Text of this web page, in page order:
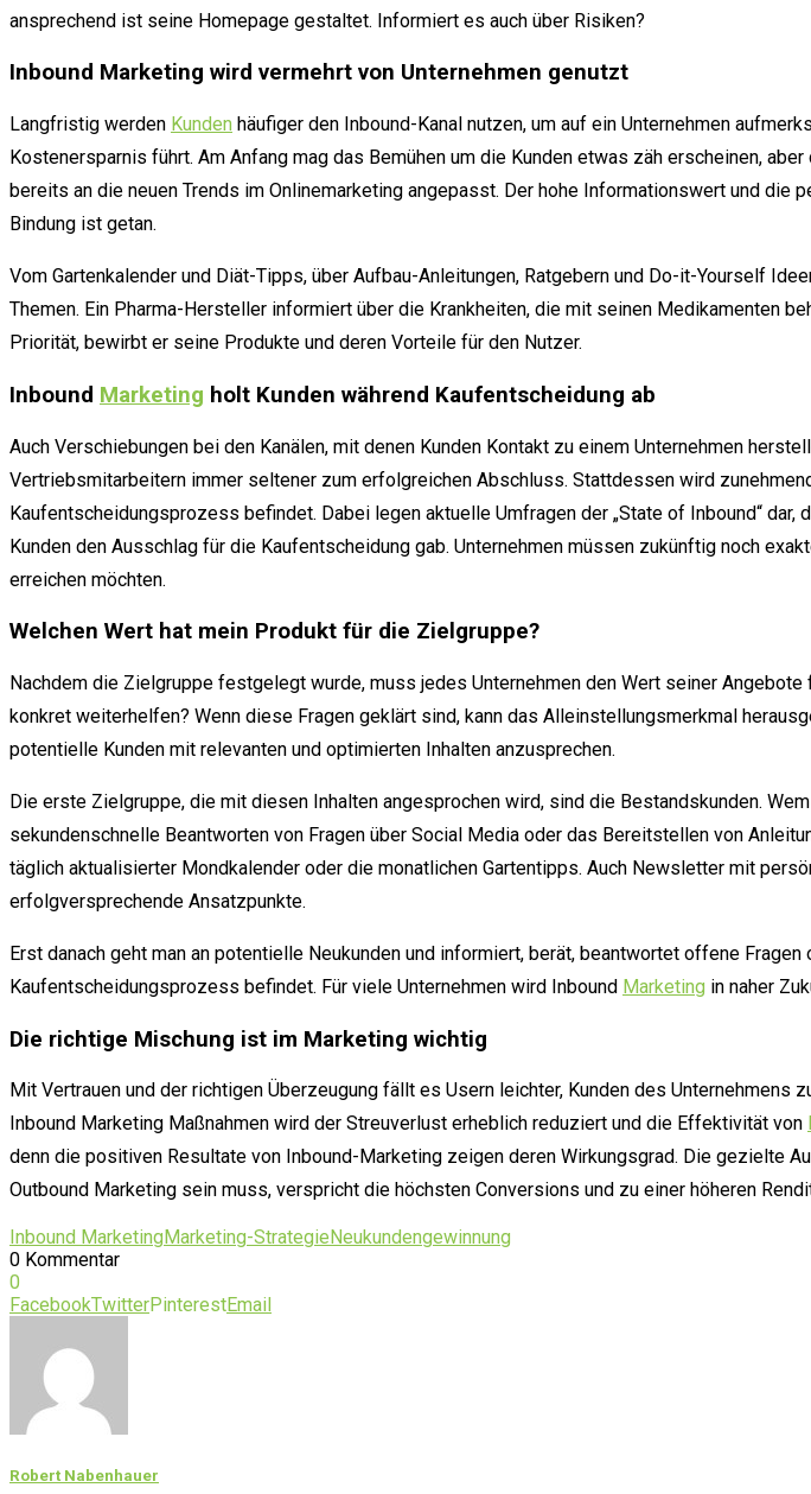
ansprechend ist seine Homepage gestaltet. Informiert es auch über Risiken?
Inbound Marketing wird vermehrt von Unternehmen genutzt
Langfristig werden Kunden häufiger den Inbound-Kanal nutzen, um auf ein Unternehmen
Kostenersparnis führt. Am Anfang mag das Bemühen um die Kunden etwas zäh erscheinen,
bereits an die neuen Trends im Onlinemarketing angepasst. Der hohe Informationswert und
Bindung ist getan.
Vom Gartenkalender und Diät-Tipps, über Aufbau-Anleitungen, Ratgebern und Do-it-Yourself
Themen. Ein Pharma-Hersteller informiert über die Krankheiten, die mit seinen Medikamenten
Priorität, bewirbt er seine Produkte und deren Vorteile für den Nutzer.
Inbound Marketing holt Kunden während Kaufentscheidung ab
Auch Verschiebungen bei den Kanälen, mit denen Kunden Kontakt zu einem Unternehmen
Vertriebsmitarbeitern immer seltener zum erfolgreichen Abschluss. Stattdessen wird
Kaufentscheidungsprozess befindet. Dabei legen aktuelle Umfragen der „State of Inbound“
Kunden den Ausschlag für die Kaufentscheidung gab. Unternehmen müssen zukünftig noch
erreichen möchten.
Welchen Wert hat mein Produkt für die Zielgruppe?
Nachdem die Zielgruppe festgelegt wurde, muss jedes Unternehmen den Wert seiner
konkret weiterhelfen? Wenn diese Fragen geklärt sind, kann das Alleinstellungsmerkmal
potentielle Kunden mit relevanten und optimierten Inhalten anzusprechen.
Die erste Zielgruppe, die mit diesen Inhalten angesprochen wird, sind die Bestandskunden.
sekundenschnelle Beantworten von Fragen über Social Media oder das Bereitstellen von
täglich aktualisierter Mondkalender oder die monatlichen Gartentipps. Auch Newsletter mit
erfolgversprechende Ansatzpunkte.
Erst danach geht man an potentielle Neukunden und informiert, berät, beantwortet offene
Kaufentscheidungsprozess befindet. Für viele Unternehmen wird Inbound Marketing in naher
Die richtige Mischung ist im Marketing wichtig
Mit Vertrauen und der richtigen Überzeugung fällt es Usern leichter, Kunden des Unternehmens
Inbound Marketing Maßnahmen wird der Streuverlust erheblich reduziert und die Effektivität von
denn die positiven Resultate von Inbound-Marketing zeigen deren Wirkungsgrad. Die gezielte
Outbound Marketing sein muss, verspricht die höchsten Conversions und zu einer höheren
Inbound Marketing Marketing-Strategie Neukundengewinnung
0 Kommentar
0
FacebookTwitterPinterestEmail
Robert Nabenhauer